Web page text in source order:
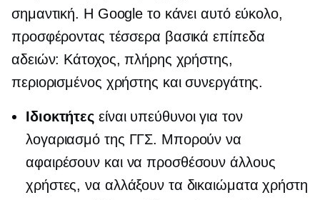
σημαντική. Η Google το κάνει αυτό εύκολο,
προσφέροντας τέσσερα βασικά επίπεδα
αδειών: Κάτοχος, πλήρης χρήστης,
περιορισμένος χρήστης και συνεργάτης.
Ιδιοκτήτες είναι υπεύθυνοι για τον
λογαριασμό της ΓΓΣ. Μπορούν να
αφαιρέσουν και να προσθέσουν άλλους
χρήστες, να αλλάξουν τα δικαιώματα χρήστη